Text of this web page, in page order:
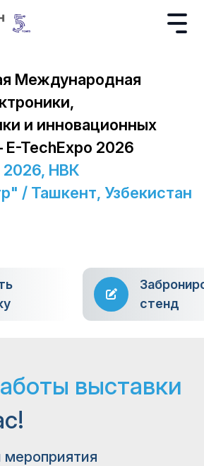
Международная
и инновационных
TechExpo 2026
2026, НВК
/ Ташкент, Узбекистан
стенд
выставки